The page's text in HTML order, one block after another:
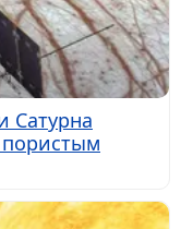
Сатурна